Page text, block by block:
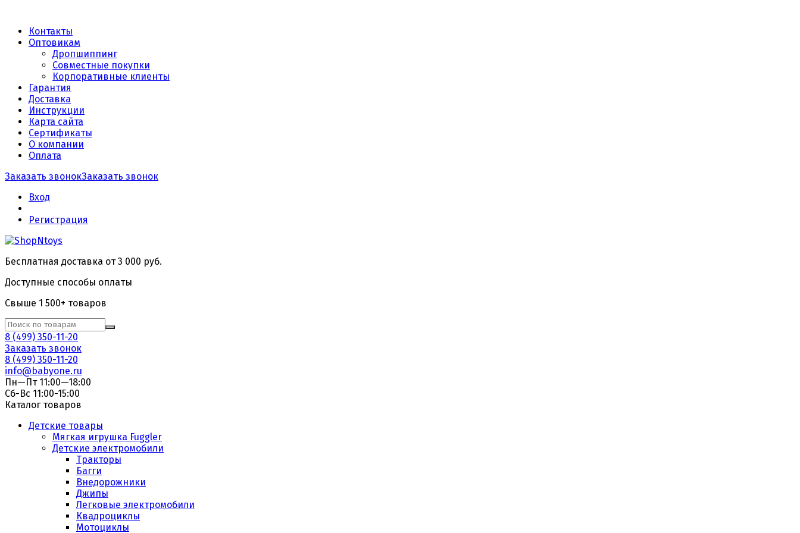
Контакты
Оптовикам
Дропшиппинг
Совместные покупки
Корпоративные клиенты
Гарантия
Доставка
Инструкции
Карта сайта
Сертификаты
О компании
Оплата
Заказать звонокЗаказать звонок
Вход
Регистрация
Бесплатная доставка от 3 000 руб.
Доступные способы оплаты
Свыше 1 500+ товаров
8 (499) 350-11-20
Заказать звонок
8 (499) 350-11-20
info@babyone.ru
Пн—Пт 11:00—18:00
Сб-Вс 11:00-15:00
Каталог товаров
Детские товары
Мягкая игрушка Fuggler
Детские электромобили
Тракторы
Багги
Внедорожники
Джипы
Легковые электромобили
Квадроциклы
Мотоциклы